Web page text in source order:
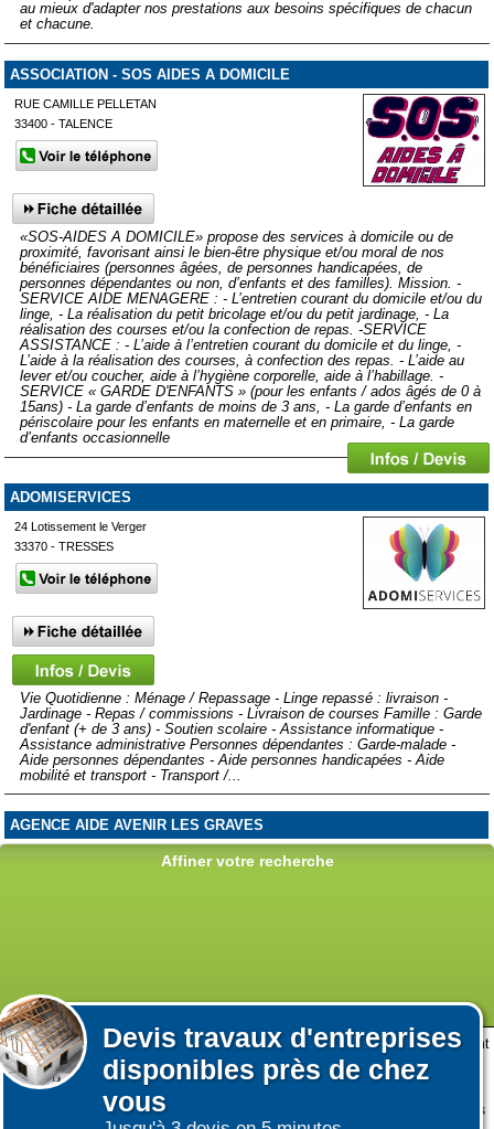
Devis travaux d'entreprises
disponibles près de chez
vous
au mieux d'adapter nos prestations aux besoins spécifiques de chacun
et chacune.
ASSOCIATION - SOS AIDES A DOMICILE
RUE CAMILLE PELLETAN
33400 - TALENCE
«SOS-AIDES A DOMICILE» propose des services à domicile ou de
proximité, favorisant ainsi le bien-être physique et/ou moral de nos
bénéficiaires (personnes âgées, de personnes handicapées, de
personnes dépendantes ou non, d’enfants et des familles). Mission. -
SERVICE AIDE MENAGERE : - L’entretien courant du domicile et/ou du
linge, - La réalisation du petit bricolage et/ou du petit jardinage, - La
réalisation des courses et/ou la confection de repas. -SERVICE
ASSISTANCE : - L’aide à l’entretien courant du domicile et du linge, -
L’aide à la réalisation des courses, à confection des repas. - L’aide au
lever et/ou coucher, aide à l’hygiène corporelle, aide à l’habillage. -
SERVICE « GARDE D'ENFANTS » (pour les enfants / ados âgés de 0 à
15ans) - La garde d’enfants de moins de 3 ans, - La garde d’enfants en
périscolaire pour les enfants en maternelle et en primaire, - La garde
d’enfants occasionnelle
ADOMISERVICES
24 Lotissement le Verger
33370 - TRESSES
Vie Quotidienne : Ménage / Repassage - Linge repassé : livraison -
Jardinage - Repas / commissions - Livraison de courses Famille : Garde
d'enfant (+ de 3 ans) - Soutien scolaire - Assistance informatique -
Assistance administrative Personnes dépendantes : Garde-malade -
Aide personnes dépendantes - Aide personnes handicapées - Aide
mobilité et transport - Transport /...
AGENCE AIDE AVENIR LES GRAVES
personnes handicapées - Aide mobilité et transport - Transport /
Accompagnement - Conduite véhicule personnel - Soins esthétiques -
Téléassistance Visioassitance Chèque Emploi Service : Cesu...
Afficher plus de prestataires
Affiner votre recherche
Lors de votre visite sur notre site des fichiers informatiques nommés cookies sont
déposés sur votre terminal. Ces cookies sont utilisés pour la navigation, le
fonctionnement du site et les mesures d'audience pour l'éditeur.
Nous ne collectons pas vos données personnelles au travers des cookies à des